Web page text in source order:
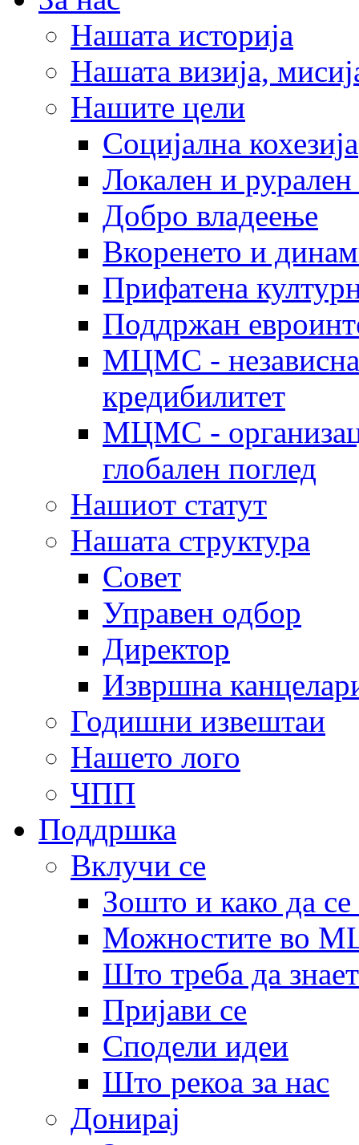
Нашата историја
Нашата визија,
Нашите цели
Социјална кохезија
Локален и рурален
Добро владеење
Вкоренето и
Прифатена
Поддржан
МЦМС - независна
кредибилитет
МЦМС -
глобален поглед
Нашиот статут
Нашата структура
Совет
Управен одбор
Директор
Извршна
Годишни извештаи
Нашето лого
ЧПП
Поддршка
Вклучи се
Зошто и како да
Можностите во
Што треба да
Пријави се
Сподели идеи
Што рекоа за нас
Донирај